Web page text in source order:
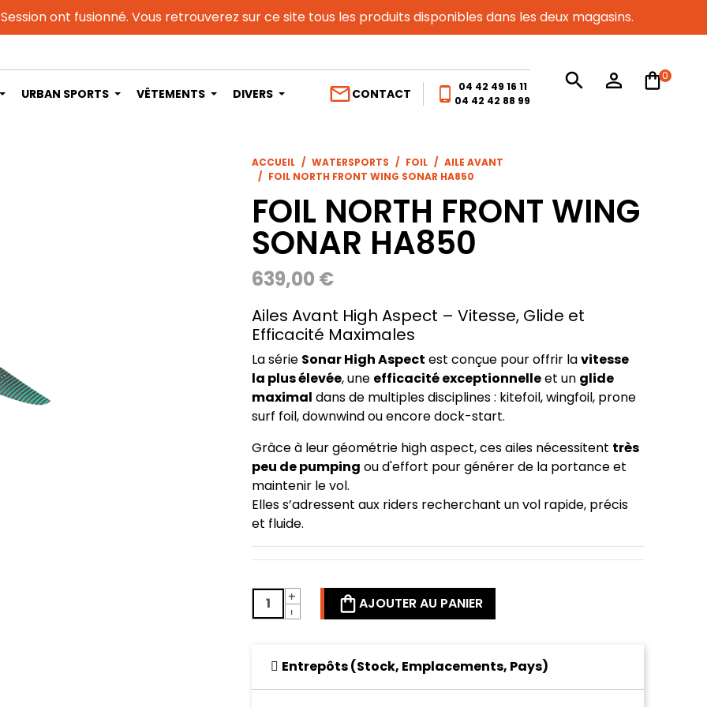
ont fusionné. Vous retrouverez sur ce site tous les produits disponibles dans les deux magasins.
URBAN SPORTS VÊTEMENTS DIVERS mail_outlineCONTACT phone_android
04 42 49 16 11
04 42 42 88 99
search person_outline 0
ACCUEIL WATERSPORTS FOIL
AILE AVANT
FOIL NORTH FRONT WING SONAR HA850
FOIL NORTH FRONT WING
SONAR HA850
639,00 €
Ailes Avant High Aspect – Vitesse, Glide et
Efficacité Maximales
La série Sonar High Aspect est conçue pour offrir lavitesse
la plus élevée, une efficacité exceptionnelleet un glide
maximal dans de multiples disciplines : kitefoil, wingfoil, prone
surf foil, downwind ou encore dock-start.
Grâce à leur géométrie high aspect, ces ailes nécessitent très
peu de pumping ou d'effort pour générer de la portance et
maintenir le vol.
Elles s’adressent aux riders recherchant un vol rapide, précis
et fluide.
-
+ AJOUTER AU PANIER
Entrepôts (Stock, Emplacements, Pays)